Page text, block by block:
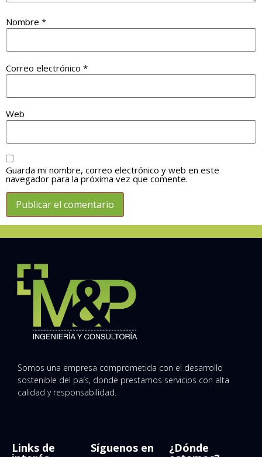
Nombre *
Correo electrónico *
Web
Guarda mi nombre, correo electrónico y web en este
navegador para la próxima vez que comente.
Somos una empresa comprometida con el desarrollo
sostenible del país, donde prestamos servicios con alta
calidad y responsabilidad.
Links de Síguenos en ¿Dónde